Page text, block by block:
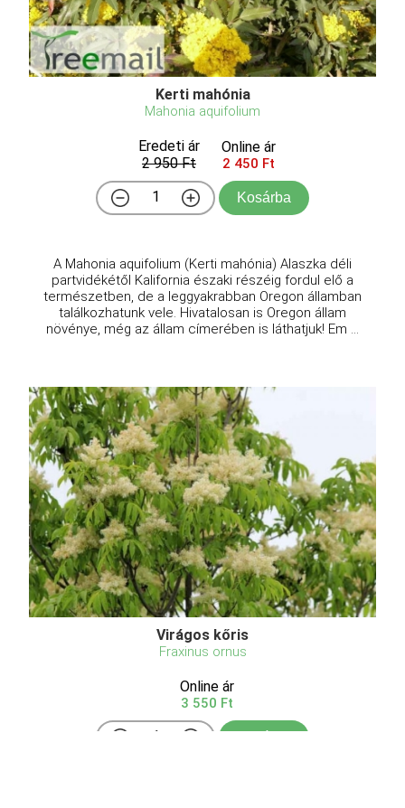
Kerti mahónia
Mahonia aquifolium
Eredeti ár
2 950 Ft
Online ár
2 450 Ft
Kosárba
A Mahonia aquifolium (Kerti mahónia) Alaszka déli
partvidékétől Kalifornia északi részéig fordul elő a
természetben, de a leggyakrabban Oregon államban
találkozhatunk vele. Hivatalosan is Oregon állam
növénye, még az állam címerében is láthatjuk! Em ...
Virágos kőris
Fraxinus ornus
Online ár
3 550 Ft